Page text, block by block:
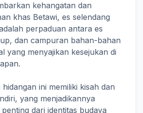
kehangatan dan
khas Betawi, es selendang
perpaduan antara es
dan campuran bahan-bahan
yang menyajikan kesejukan di
ini memiliki kisah dan
yang menjadikannya
dari identitas budaya